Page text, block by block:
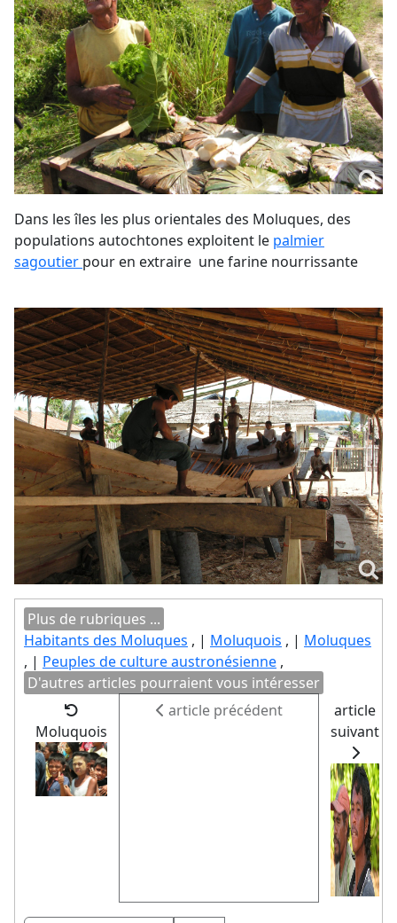
Dans les îles les plus orientales des Moluques, des
populations autochtones exploitent le palmier
sagoutier pour en extraire une farine nourrissante
Plus de rubriques ...
Habitants des Moluques , | Moluquois , | Moluques
, | Peuples de culture austronésienne ,
D'autres articles pourraient vous intéresser
Moluquois
article précédent
article
suivant